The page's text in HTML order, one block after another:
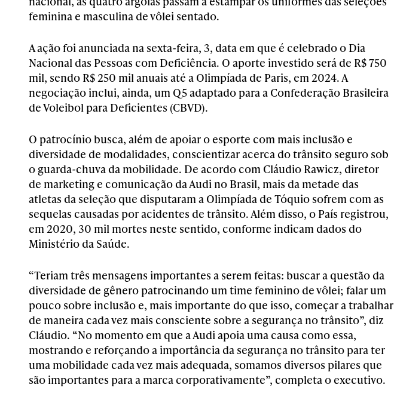
feminina e masculina de vôlei sentado.
A ação foi anunciada na sexta-feira, 3, data em que é celebrado o Dia
Nacional das Pessoas com Deficiência. O aporte investido será de R$ 750
mil, sendo R$ 250 mil anuais até a Olimpíada de Paris, em 2024. A
negociação inclui, ainda, um Q5 adaptado para a Confederação Brasileira
de Voleibol para Deficientes (CBVD).
O patrocínio busca, além de apoiar o esporte com mais inclusão e
diversidade de modalidades, conscientizar acerca do trânsito seguro sob
o guarda-chuva da mobilidade. De acordo com Cláudio Rawicz, diretor
de marketing e comunicação da Audi no Brasil, mais da metade das
atletas da seleção que disputaram a Olimpíada de Tóquio sofrem com as
sequelas causadas por acidentes de trânsito. Além disso, o País registrou,
em 2020, 30 mil mortes neste sentido, conforme indicam dados do
Ministério da Saúde.
“Teriam três mensagens importantes a serem feitas: buscar a questão da
diversidade de gênero patrocinando um time feminino de vôlei; falar um
pouco sobre inclusão e, mais importante do que isso, começar a trabalhar
de maneira cada vez mais consciente sobre a segurança no trânsito”, diz
Cláudio. “No momento em que a Audi apoia uma causa como essa,
mostrando e reforçando a importância da segurança no trânsito para ter
uma mobilidade cada vez mais adequada, somamos diversos pilares que
são importantes para a marca corporativamente”, completa o executivo.